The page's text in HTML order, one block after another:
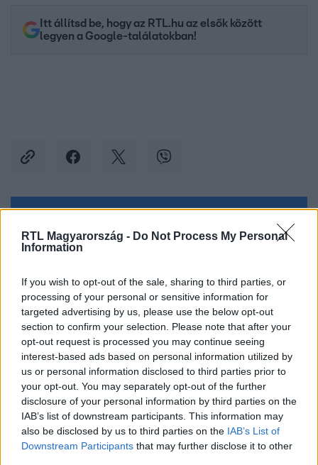
RTL Magyarország - Do Not Process My Personal
Information
If you wish to opt-out of the sale, sharing to third parties, or
processing of your personal or sensitive information for
targeted advertising by us, please use the below opt-out
section to confirm your selection. Please note that after your
opt-out request is processed you may continue seeing
interest-based ads based on personal information utilized by
us or personal information disclosed to third parties prior to
your opt-out. You may separately opt-out of the further
disclosure of your personal information by third parties on the
IAB’s list of downstream participants. This information may
also be disclosed by us to third parties on the IAB’s List of
Downstream Participants that may further disclose it to other
Itt állítsd be, hogy az RTL.hu az elsők között
legyen a Google-találatokban!
Facebookon is!
Követem
#DRÁGA ÖRÖKÖSÖK #ADÁSRÉSZLETEK
EMLÉKEZETES JELENET # EMLÉKEZETES PILLANAT
#HÁZASSÁG #BÓK #HUMOR
#SZAPPANOS TIBOR # SZAPPANOS VALI #RTL KLUB